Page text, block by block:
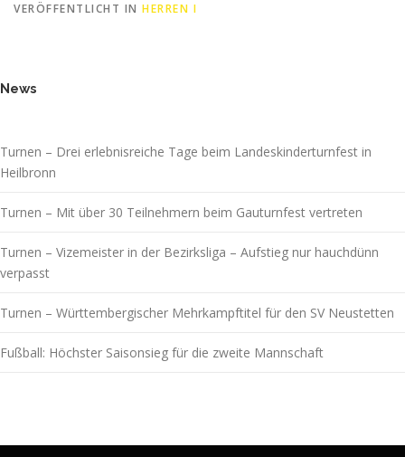
VERÖFFENTLICHT IN HERREN I
News
Turnen – Drei erlebnisreiche Tage beim Landeskinderturnfest in
Heilbronn
Turnen – Mit über 30 Teilnehmern beim Gauturnfest vertreten
Turnen – Vizemeister in der Bezirksliga – Aufstieg nur hauchdünn
verpasst
Turnen – Württembergischer Mehrkampftitel für den SV Neustetten
Fußball: Höchster Saisonsieg für die zweite Mannschaft